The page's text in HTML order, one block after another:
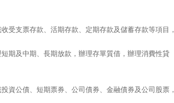
受支票存款、活期存款、定期存款及儲蓄存款等項目，
期及中期、長期放款，辦理存單質借，辦理消費性貸
資公債、短期票券、公司債券、金融債券及公司股票，